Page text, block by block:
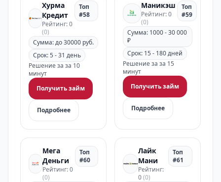
Хурма
Кредит
Рейтинг: 0
(0)
Топ
#58
Сумма: до 30000 руб.
Срок: 5 - 31 день
Решение за за 10
минут
Получить займ
Подробнее
Маникэш
Рейтинг: 0
(0)
Топ
#59
Сумма: 1000 - 30 000
₽
Срок: 15 - 180 дней
Решение за за 15
минут
Получить займ
Подробнее
Мега
Деньги
Рейтинг: 0
(0)
Топ
#60
Лайк
Мани
Рейтинг:
0(0)
Топ
#61